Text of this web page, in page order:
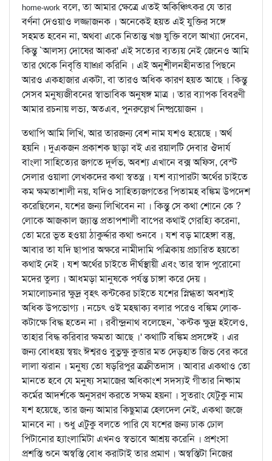
home-workবলে, তা আমার ক্ষেত্রে এতই অকিঞ্চিত্কর যে তার
বর্ণনা দেওয়াও লজ্জাজনক । অনেকেই হয়ত এই যুক্তির সঙ্গে
সহমত হবেন না, অথবা একে নিতান্ত খঞ্জ যুক্তি বলে আখ্যা দেবেন,
কিন্তু `আলস্য দোষের আকর' এই সত্যের ব্যত্যয় নেই জেনেও আমি
তার থেকে নিবৃত্তি যাচ্ঞা করিনি । এই অনুশীলনহীনতার পিছনে
আরও একহাজার একটা, বা তারও অধিক কারণ হয়ত আছে । কিন্তু
সেসব মনুষ্যজীবনের স্বাভাবিক অনুষঙ্গ মাত্র । তার ব্যাপক বিবরণী
আমার রচনায় লভ্য, অতএব, পুনরুল্লেখ নিষ্প্রয়োজন ।
তথাপি আমি লিখি, আর তারজন্য বেশ নাম যশও হয়েছে । অর্থ
হয়নি । দুএকজন প্রকাশক ছাড়া বই এর রয়ালটি দেবার ঔদার্য
বাংলা সাহিত্যের জগতে দূর্লভ, অবশ্য এখানে বক্স অফিস, বেস্ট
সেলার ওয়ালা লেখকদের কথা স্বতন্ত্র । যশ ব্যাপারটা অর্থের চাইতে
কম ক্ষমতাশালী নয়, যদিও সাহিত্যজগতের পিতামহ বঙ্কিম উপদেশ
করেছিলেন, যশের জন্য লিখিবেন না । কিন্তু সে কথা শোনে কে ?
লোকে আজকাল জ্যান্ত প্রতাপশালী বাপের কথাই গেরহ্যি করেনা,
তো মরে ভূত হওয়া ঠাকুর্দ্দার কথা শুনবে । যশ বড় মাহেঙ্গা বস্তু,
আবার তা যদি ছাপার অক্ষরে নামীদামি পত্রিকায় প্রচারিত হয়তো
কথাই নেই । যশ অর্থের চাইতে দীর্ঘস্থায়ী এবং তার স্বাদ পুরোনো
মদের তুল্য । আধমড়া মানুষকে পর্যন্ত চাঙ্গা করে দেয় ।
সমালোচনার ক্ষুদ্র বৃহৎ কন্টকের চাইতে যশের স্নিগ্ধতা অবশ্যই
অধিক উপভোগ্য । নচেৎ ওই মহদ্বাক্য বলার পরেও বঙ্কিম লোক-
কটাক্ষে বিদ্ধ হতেন না । রবীন্দ্রনাথ বলেছেন, `কন্টক ক্ষুদ্র হইলেও,
তাহার বিদ্ধ করিবার ক্ষমতা আছে ।' কথাটি বঙ্কিম প্রসঙ্গেই । এর
জন্য বোধহয় স্বয়ং ঈশ্বরও বুভুক্ষু কুত্তার মত দেড়হাত জিভ বের করে
লালা ঝরান । মনুষ্য তো ষড়রিপুর ত্রক্রীতদাস । আবার একথাও তো
মানতে হবে যে মনুষ্য সমাজের অধিকাংশ সদস্যই গীতার নিষ্কাম
কর্মের আদর্শকে অনুসরণ করতে সক্ষম হয়না । সুতরাং যেটুকু নাম
যশ হয়েছে, তার জন্য আমার কিছুমাত্র হেলদেল নেই, একথা জজে
মানবে না । শুধু এটুকু বলতে পারি যে যশের জন্য ঢাক ঢোল
পিটানোর হ্যাংলামিটা এখনও স্বভাবে আশ্রয় করেনি । প্রশংসা
প্রশস্তি শুনে অস্বস্তি বোধ করাটাই তার প্রমাণ । অস্বস্তিটা নিজের